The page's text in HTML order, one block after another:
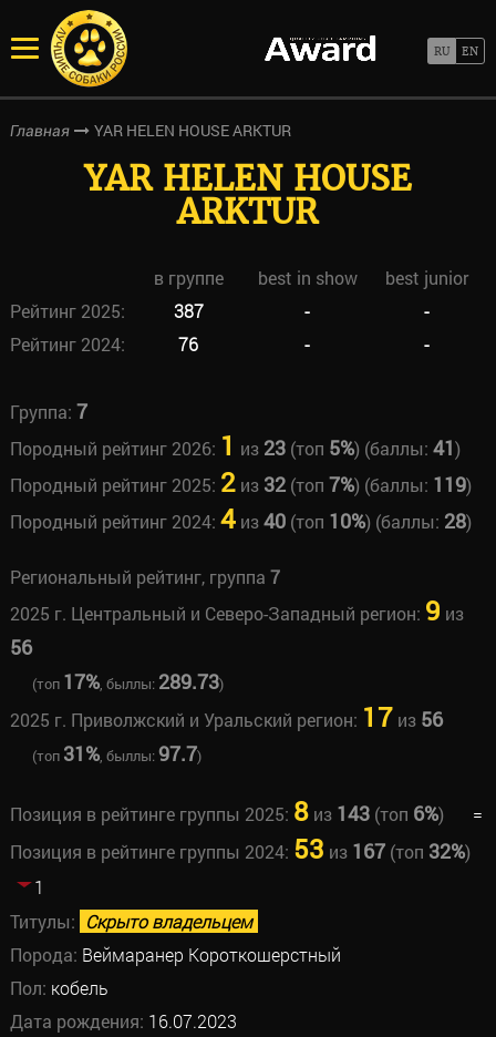
Главная YAR HELEN HOUSE ARKTUR
YAR HELEN HOUSE
ARKTUR
в группе best in show
best junior
Рейтинг 2025:
387 -
-
Рейтинг 2024:
76 - -
Группа: 7
Породный рейтинг 2026: 1 из 23(топ 5%) (баллы: 41)
Породный рейтинг 2025: 2из 32(топ 7%) (баллы: 119)
Породный рейтинг 2024: 4из40(топ 10%) (баллы: 28)
Региональный рейтинг, группа 7
2025 г. Центральный и Северо-Западный регион: 9 из
56
(топ 17%, быллы: 289.73)
2025 г. Приволжский и Уральский регион: 17 из 56
(топ 31%, быллы:97.7)
Позиция в рейтинге группы 2025: 8из 143(топ 6%)
=
Позиция в рейтинге группы 2024: 53 из 167(топ 32%)
1
Титулы: Скрыто владельцем
Порода: Веймаранер Короткошерстный
Пол: кобель
Дата рождения: 16.07.2023